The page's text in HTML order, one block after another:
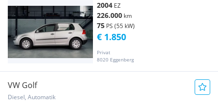
2004 EZ
226.000 km
75 PS (55 kW)
Privat
8020 Eggenberg
€ 1.850
VW Golf
Diesel, Automatik